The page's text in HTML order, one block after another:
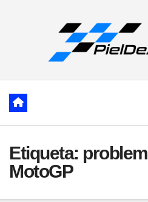
Etiqueta:
MotoGP